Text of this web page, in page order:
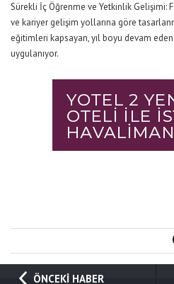
Sürekli İç Öğrenme ve Yetkinlik Gelişimi:
ve kariyer gelişim yollarına göre
eğitimleri kapsayan, yıl boyu devam
uygulanıyor.
ÖNCEKİ HABER